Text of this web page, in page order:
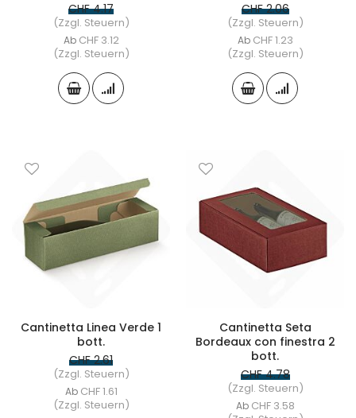
CHF 4.17
(Zzgl. Steuern)
Ab CHF 3.12
(Zzgl. Steuern)
CHF 2.06
(Zzgl. Steuern)
Ab CHF 1.23
(Zzgl. Steuern)
Cantinetta Linea Verde 1
bott.
CHF 2.61
(Zzgl. Steuern)
Ab CHF 1.61
(Zzgl. Steuern)
Cantinetta Seta
Bordeaux con finestra 2
bott.
CHF 4.78
(Zzgl. Steuern)
Ab CHF 3.58